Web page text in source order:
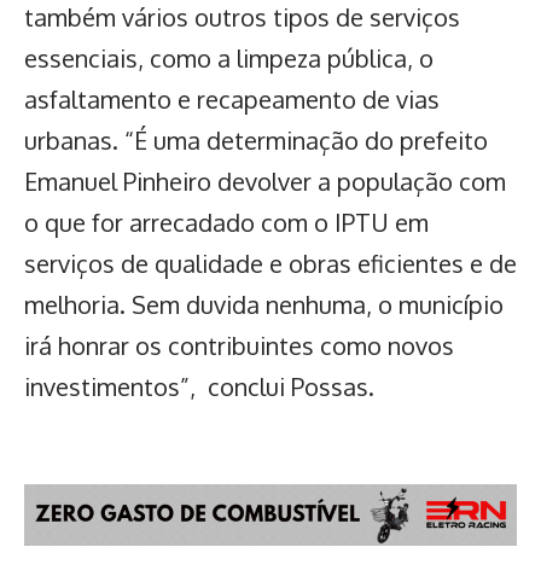
também vários outros tipos de serviços
essenciais, como a limpeza pública, o
asfaltamento e recapeamento de vias
urbanas. “É uma determinação do prefeito
Emanuel Pinheiro devolver a população com
o que for arrecadado com o IPTU em
serviços de qualidade e obras eficientes e de
melhoria. Sem duvida nenhuma, o município
irá honrar os contribuintes como novos
investimentos”, conclui Possas.